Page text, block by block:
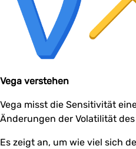
Vega verstehen
Vega misst die Sensitivität
Änderungen der Volatilität
Es zeigt an, um wie viel sich